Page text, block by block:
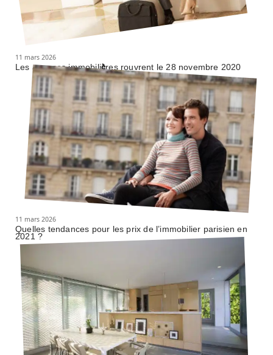
11 mars 2026
Les agences immobilières rouvrent le 28 novembre 2020
11 mars 2026
Quelles tendances pour les prix de l’immobilier parisien en
2021 ?